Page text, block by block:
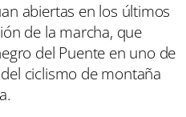
abiertas en los últimos
de la marcha, que
del Puente en uno de
ciclismo de montaña